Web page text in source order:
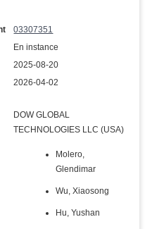
03307351
En instance
2025-08-20
2026-04-02
DOW GLOBAL
TECHNOLOGIES LLC (USA)
Molero,
Glendimar
Wu, Xiaosong
Hu, Yushan